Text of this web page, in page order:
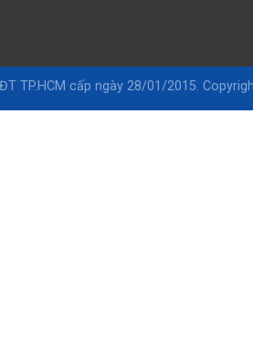
TP.HCM cấp ngày 28/01/2015.